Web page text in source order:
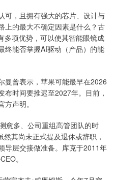
可，且拥有强大的芯片、设计与
上的最大不确定因素是什么？古
多项优势，可以使其智能眼镜成
终能否掌握AI驱动（产品）的能
曼曾表示，苹果可能最早在2026
时间要推迟至2027年。目前，
声明。
愈多、公司重组高管团队的时
其尚未正式提及退休或辞职，
导层交接做准备。库克于2011年
。